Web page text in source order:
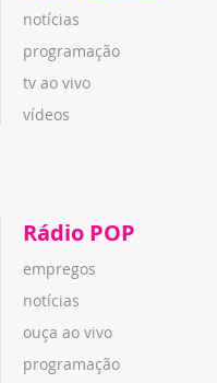
notícias
programação
tv ao vivo
vídeos
Rádio POP
empregos
notícias
ouça ao vivo
programação